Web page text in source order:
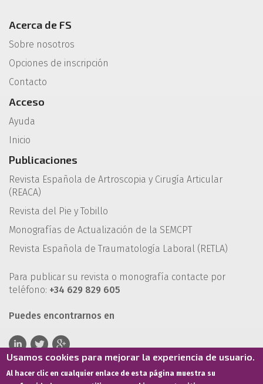
Acerca de FS
Sobre nosotros
Opciones de inscripción
Contacto
Acceso
Ayuda
Inicio
Publicaciones
Revista Española de Artroscopia y Cirugía Articular
(REACA)
Revista del Pie y Tobillo
Monografías de Actualización de la SEMCPT
Revista Española de Traumatología Laboral (RETLA)
Para publicar su revista o monografía contacte por
teléfono: +34 629 829 605
Puedes encontrarnos en
Usamos cookies para mejorar la experiencia de usuario.
Al hacer clic en cualquier enlace de esta página muestra su